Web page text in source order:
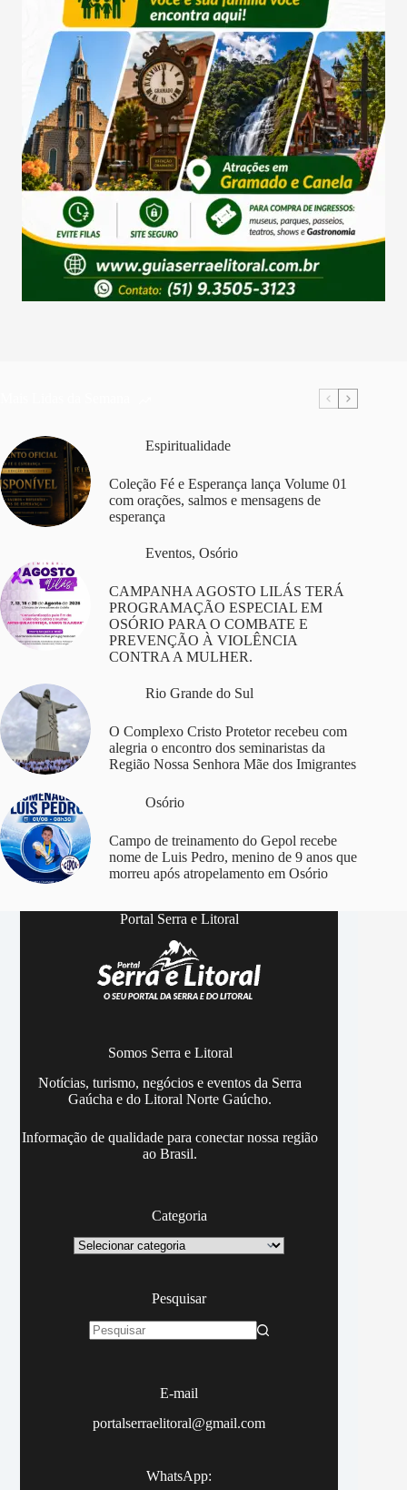
Espiritualidade
Coleção Fé e Esperança lança Volume 01
com orações, salmos e mensagens de
esperança
Eventos, Osório
CAMPANHA AGOSTO LILÁS TERÁ
PROGRAMAÇÃO ESPECIAL EM
OSÓRIO PARA O COMBATE E
PREVENÇÃO À VIOLÊNCIA
CONTRA A MULHER.
Rio Grande do Sul
O Complexo Cristo Protetor recebeu com
alegria o encontro dos seminaristas da
Região Nossa Senhora Mãe dos Imigrantes
Osório
Campo de treinamento do Gepol recebe
nome de Luis Pedro, menino de 9 anos que
morreu após atropelamento em Osório
Portal Serra e Litoral
Somos Serra e Litoral
Notícias, turismo, negócios e eventos da Serra
Gaúcha e do Litoral Norte Gaúcho.
Informação de qualidade para conectar nossa região
ao Brasil.
Categoria
Categoria
Pesquisar
E-mail
portalserraelitoral@gmail.com
WhatsApp: